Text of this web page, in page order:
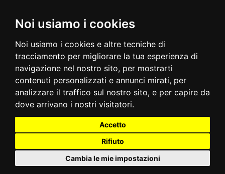
Noi usiamo i cookies
Noi usiamo i cookies e altre tecniche di
tracciamento per migliorare la tua esperienza di
navigazione nel nostro sito, per mostrarti
contenuti personalizzati e annunci mirati, per
analizzare il traffico sul nostro sito, e per capire da
dove arrivano i nostri visitatori.
Accetto
Rifiuto
Cambia le mie impostazioni